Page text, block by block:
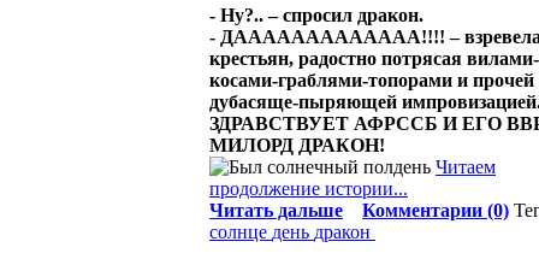
- Ну?.. – спросил дракон.
- ДААААААААААААА!!!! – взревела
крестьян, радостно потрясая вилами-
косами-граблями-топорами и прочей
дубасяще-пыряющей
ЗДРАВСТВУЕТ АФРССБ И ЕГО
МИЛОРД ДРАКОН!
Читаем
продолжение истории...
Читать дальше
Комментарии (0)
солнце день дракон